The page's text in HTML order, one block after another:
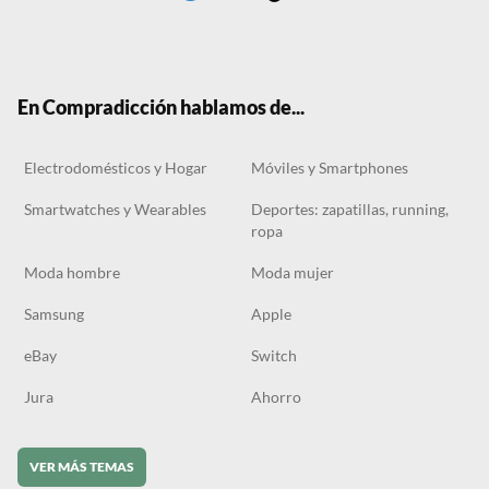
En Compradicción hablamos de...
Electrodomésticos y Hogar Móviles y Smartphones
Smartwatches y Wearables
Deportes: zapatillas, running,
ropa
Moda hombre Moda mujer
Samsung Apple
eBay Switch
Jura Ahorro
VER MÁS TEMAS